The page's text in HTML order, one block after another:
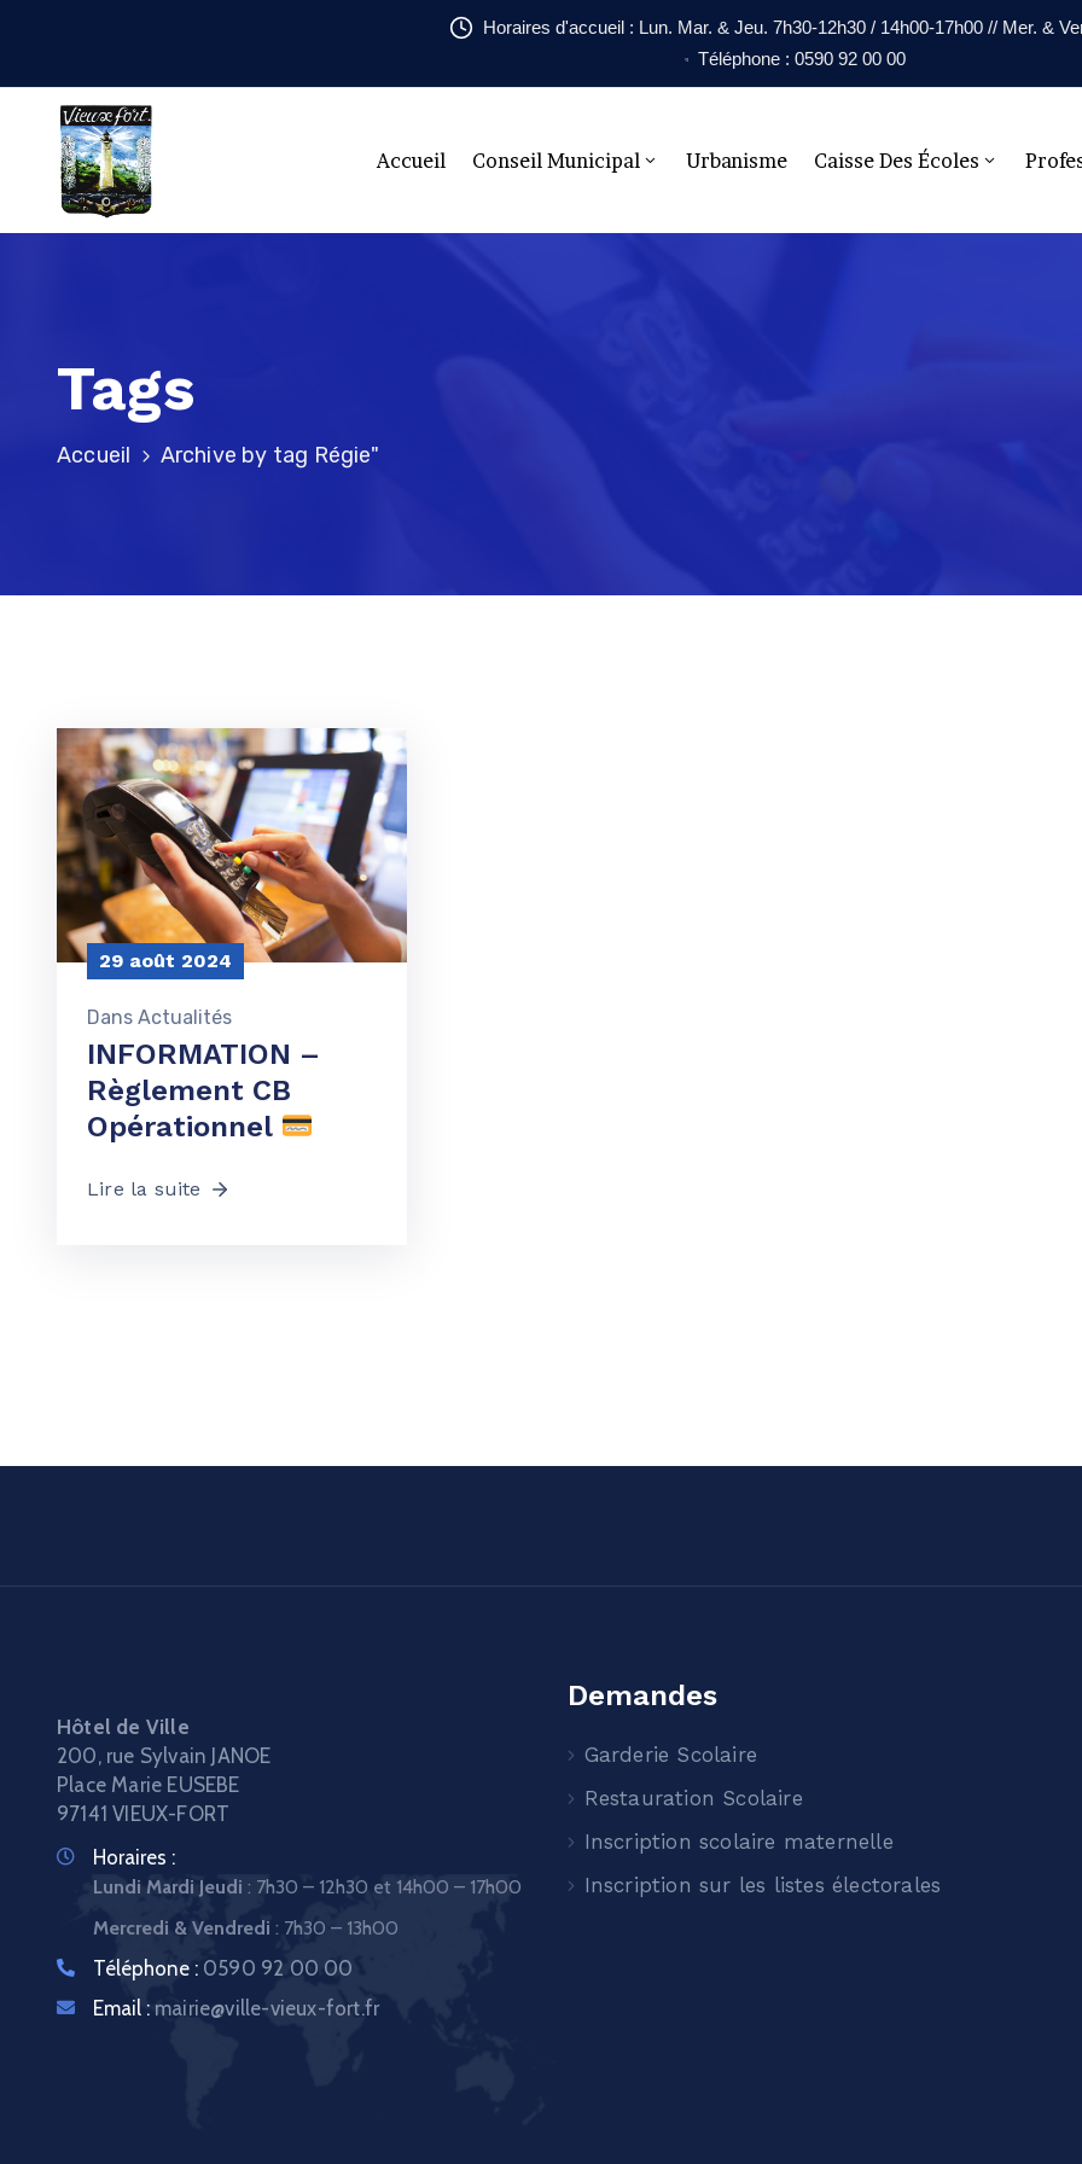
Horaires d'accueil : Lun. Mar. & Jeu. 7h30-12h30 / 14h00-17h00 // Mer. &
Téléphone : 0590 92 00 00
Accueil Conseil Municipal Urbanisme Caisse Des Écoles
Tags
Accueil Archive by tag Régie"
29 août 2024
Dans Actualités
INFORMATION –
Règlement CB
Opérationnel
Lire la suite
Hôtel de Ville
200, rue Sylvain JANOE
Place Marie EUSEBE
97141 VIEUX-FORT
Horaires :
Lundi Mardi Jeudi : 7h30 – 12h30 et 14h00 – 17h00
Mercredi & Vendredi : 7h30 – 13h00
Téléphone : 0590 92 00 00
Email : mairie@ville-vieux-fort.fr
Demandes
Garderie Scolaire
Restauration Scolaire
Inscription scolaire maternelle
Inscription sur les listes électorales